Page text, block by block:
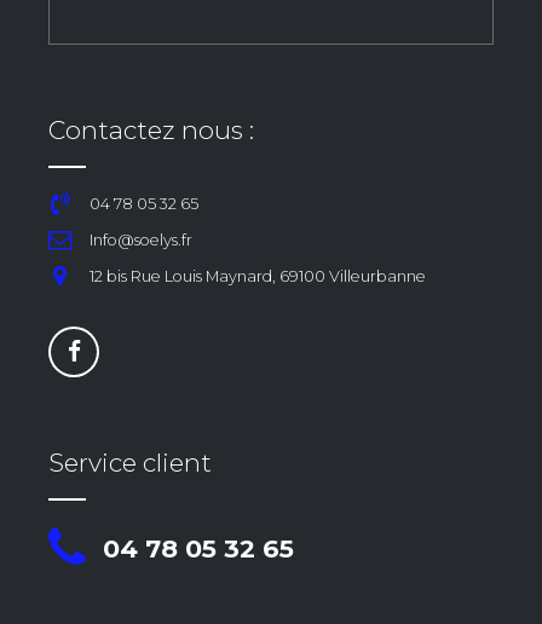
Contactez nous :
04 78 05 32 65
Info@soelys.fr
12 bis Rue Louis Maynard, 69100 Villeurbanne
Service client
04 78 05 32 65